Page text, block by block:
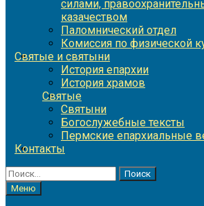
силами,
казачеством
Паломнический отдел
Комиссия по физической
Святые и святыни
История епархии
История храмов
Святые
Святыни
Богослужебные тексты
Пермские епархиальные
Контакты
Найти:
Меню